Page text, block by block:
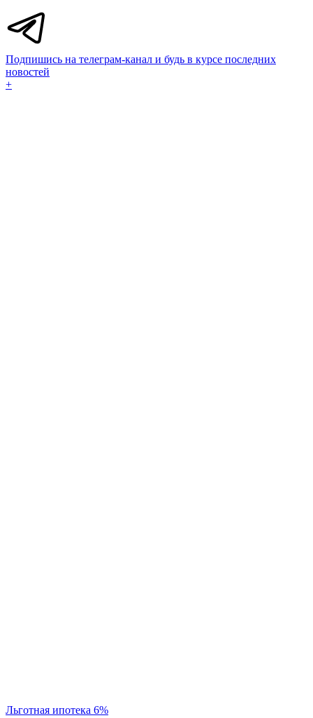
Подпишись на телеграм-канал и будь в курсе последних
новостей
+
Льготная ипотека 6%